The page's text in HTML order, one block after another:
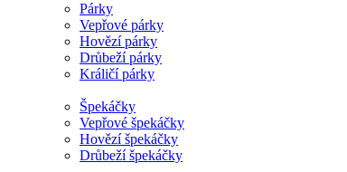
Párky
Vepřové párky
Hovězí párky
Drůbeží párky
Králičí párky
Špekáčky
Vepřové špekáčky
Hovězí špekáčky
Drůbeží špekáčky